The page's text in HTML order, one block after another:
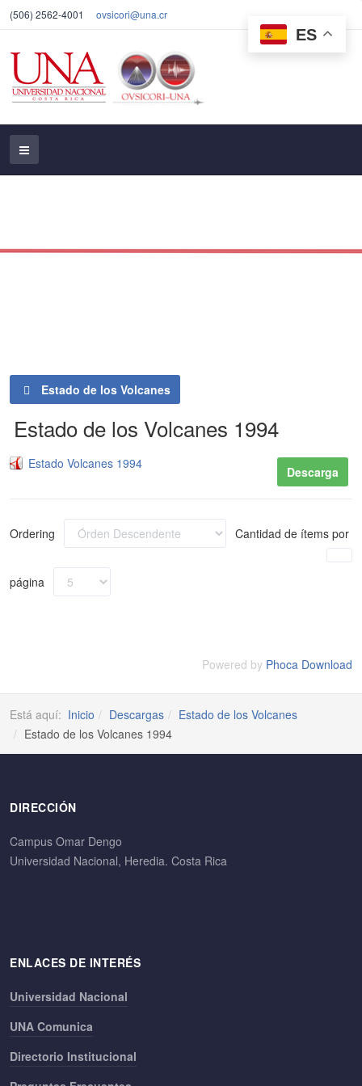
(506) 2562-4001 ovsicori@una.cr
ES
Estado de los Volcanes
Estado de los Volcanes 1994
Estado Volcanes 1994
Descarga
Ordering Cantidad de ítems por
página
Powered by Phoca Download
Está aquí: Inicio Descargas
Estado de los Volcanes
Estado de los Volcanes 1994
DIRECCIÓN
Campus Omar Dengo
Universidad Nacional, Heredia. Costa Rica
ENLACES DE INTERÉS
Universidad Nacional
UNA Comunica
Directorio Institucional